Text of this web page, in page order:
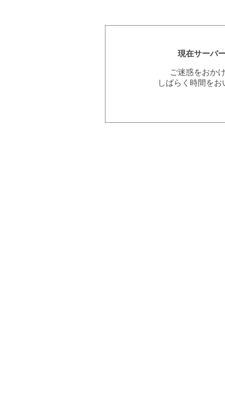
現在サーバ
ご迷惑をおか
しばらく時間を